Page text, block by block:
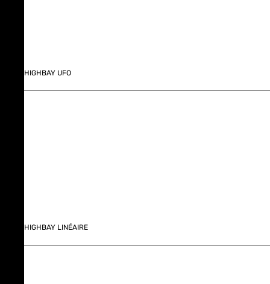
HIGHBAY UFO
HIGHBAY LINÉAIRE